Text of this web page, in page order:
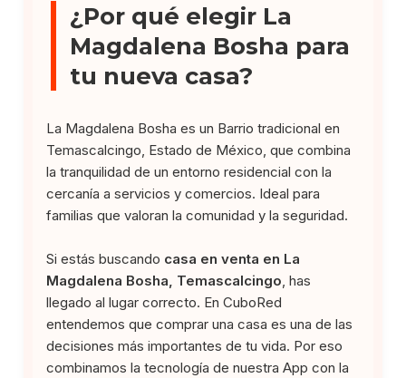
¿Por qué elegir La
Magdalena Bosha para
tu nueva casa?
La Magdalena Bosha es un Barrio tradicional en
Temascalcingo, Estado de México, que combina
la tranquilidad de un entorno residencial con la
cercanía a servicios y comercios. Ideal para
familias que valoran la comunidad y la seguridad.
Si estás buscando casa en venta en La
Magdalena Bosha, Temascalcingo , has
llegado al lugar correcto. En CuboRed
entendemos que comprar una casa es una de las
decisiones más importantes de tu vida. Por eso
combinamos la tecnología de nuestra App con la